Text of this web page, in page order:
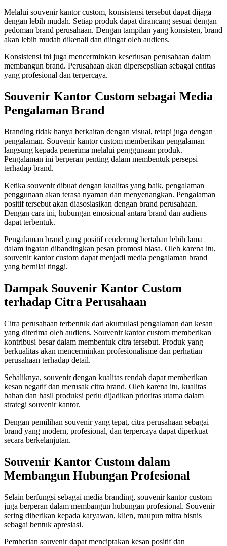
Melalui souvenir kantor custom, konsistensi tersebut dapat dijaga
dengan lebih mudah. Setiap produk dapat dirancang sesuai dengan
pedoman brand perusahaan. Dengan tampilan yang konsisten, brand
akan lebih mudah dikenali dan diingat oleh audiens.
Konsistensi ini juga mencerminkan keseriusan perusahaan dalam
membangun brand. Perusahaan akan dipersepsikan sebagai entitas
yang profesional dan terpercaya.
Souvenir Kantor Custom sebagai Media
Pengalaman Brand
Branding tidak hanya berkaitan dengan visual, tetapi juga dengan
pengalaman. Souvenir kantor custom memberikan pengalaman
langsung kepada penerima melalui penggunaan produk.
Pengalaman ini berperan penting dalam membentuk persepsi
terhadap brand.
Ketika souvenir dibuat dengan kualitas yang baik, pengalaman
penggunaan akan terasa nyaman dan menyenangkan. Pengalaman
positif tersebut akan diasosiasikan dengan brand perusahaan.
Dengan cara ini, hubungan emosional antara brand dan audiens
dapat terbentuk.
Pengalaman brand yang positif cenderung bertahan lebih lama
dalam ingatan dibandingkan pesan promosi biasa. Oleh karena itu,
souvenir kantor custom dapat menjadi media pengalaman brand
yang bernilai tinggi.
Dampak Souvenir Kantor Custom
terhadap Citra Perusahaan
Citra perusahaan terbentuk dari akumulasi pengalaman dan kesan
yang diterima oleh audiens. Souvenir kantor custom memberikan
kontribusi besar dalam membentuk citra tersebut. Produk yang
berkualitas akan mencerminkan profesionalisme dan perhatian
perusahaan terhadap detail.
Sebaliknya, souvenir dengan kualitas rendah dapat memberikan
kesan negatif dan merusak citra brand. Oleh karena itu, kualitas
bahan dan hasil produksi perlu dijadikan prioritas utama dalam
strategi souvenir kantor.
Dengan pemilihan souvenir yang tepat, citra perusahaan sebagai
brand yang modern, profesional, dan terpercaya dapat diperkuat
secara berkelanjutan.
Souvenir Kantor Custom dalam
Membangun Hubungan Profesional
Selain berfungsi sebagai media branding, souvenir kantor custom
juga berperan dalam membangun hubungan profesional. Souvenir
sering diberikan kepada karyawan, klien, maupun mitra bisnis
sebagai bentuk apresiasi.
Pemberian souvenir dapat menciptakan kesan positif dan